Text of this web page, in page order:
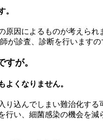
。
因によるものが考えら
が診査、診断を行いますの
が。
くなりません。
込んでしまい難治化す
い、細菌感染の機会を